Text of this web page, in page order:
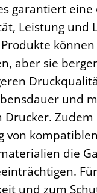
garantiert
Leistung und
aber sie
und
Drucker.
von kompatiblen
die
und zum